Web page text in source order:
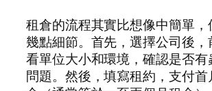
租倉的流程其實比想像中簡單
幾點細節。首先，選擇公司後，
看單位大小和環境，確認是否有
問題。然後，填寫租約，支付首